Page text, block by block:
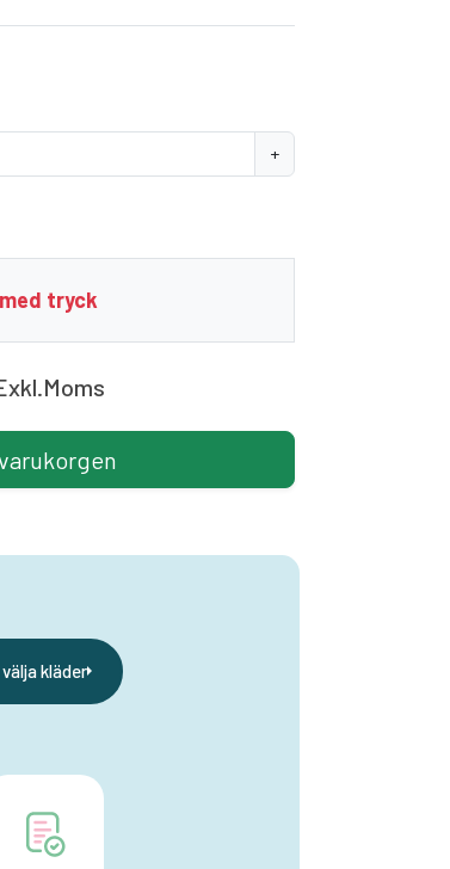
+
tryck
kläder